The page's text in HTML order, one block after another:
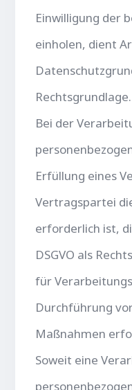
Einwilligung der
einholen, dient
Rechtsgrundlage.
Bei der
Erfüllung eines
Vertragspartei
erforderlich ist,
DSGVO als
für
Durchführung
Maßnahmen
Soweit eine